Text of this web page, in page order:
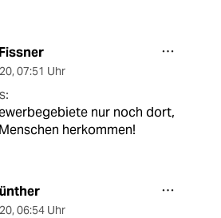
, 07:51 Uhr
nur noch dort,
herkommen!
, 06:54 Uhr